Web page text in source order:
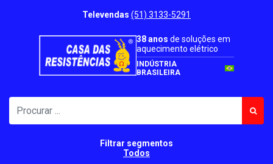
Televendas (51) 3133-5291
38 anos de soluções em
aquecimento elétrico
INDÚSTRIA
BRASILEIRA
Filtrar segmentos
Todos